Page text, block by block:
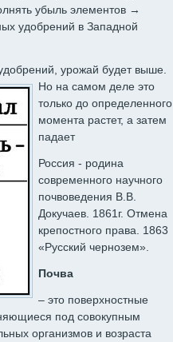
убыль элементов →
удобрений в Западной
урожай будет выше.
Но на самом деле это
только до определенного
момента растет, а затем
падает
Россия - родина
современного научного
почвоведения В.В.
Докучаев. 1861г. Отмена
крепостного права. 1863
«Русский чернозем».
Почва
– это поверхностные
под совокупным
организмов и возраста